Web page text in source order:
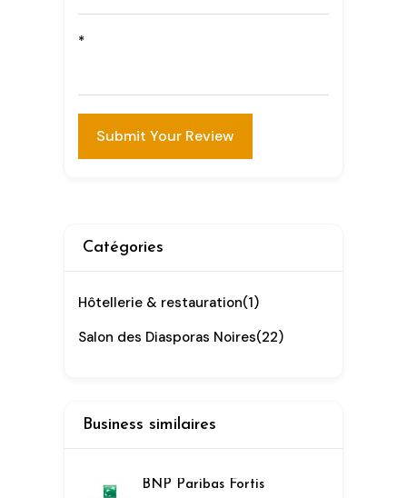
*
Submit Your Review
Catégories
Hôtellerie & restauration(1)
Salon des Diasporas Noires(22)
Business similaires
BNP Paribas Fortis